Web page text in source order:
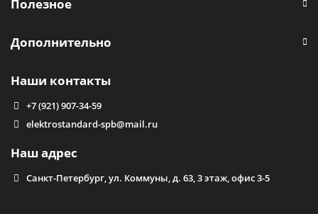
Полезное
Дополнительно
Наши контакты
+7 (921) 907-34-59
elektrostandard-spb@mail.ru
Наш адрес
Санкт-Петербург, ул. Коммуны, д. 63, 3 этаж, офис 3-5